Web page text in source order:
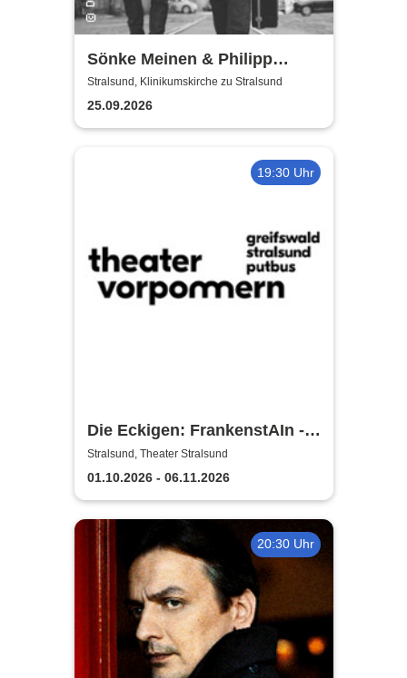
Sönke Meinen & Philipp
Wiechert | Konzert in
Klinikumskirche Strasund
Stralsund, Klinikumskirche zu Stralsund
25.09.2026
19:30 Uhr
Die Eckigen: FrankenstAIn -
Theater Vorpommern
Stralsund, Theater Stralsund
01.10.2026 - 06.11.2026
20:30 Uhr